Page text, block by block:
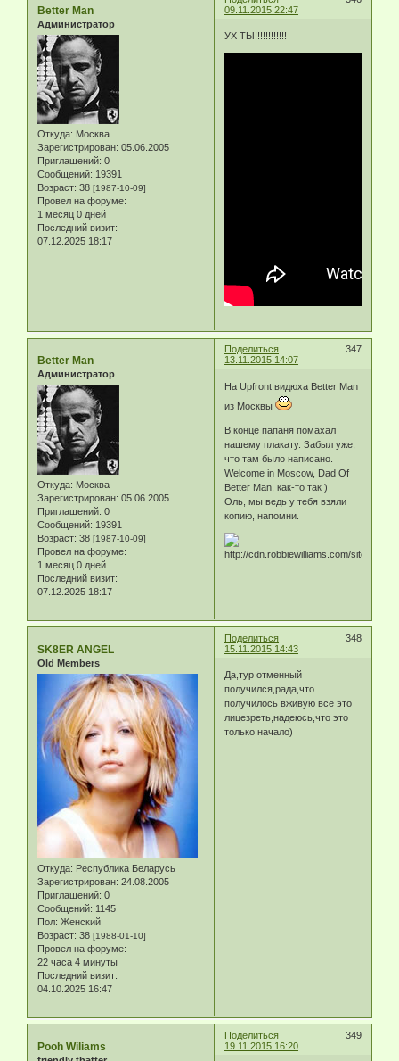
09.11.2015 22:47
Better Man
Администратор
Откуда: Москва
Зарегистрирован: 05.06.2005
Приглашений: 0
Сообщений: 19391
Возраст: 38 [1987-10-09]
Провел на форуме:
1 месяц 0 дней
Последний визит:
07.12.2025 18:17
УХ ТЫ!!!!!!!!!!!!
Поделиться
347
13.11.2015 14:07
Better Man
Администратор
Откуда: Москва
Зарегистрирован: 05.06.2005
Приглашений: 0
Сообщений: 19391
Возраст: 38 [1987-10-09]
Провел на форуме:
1 месяц 0 дней
Последний визит:
07.12.2025 18:17
На Upfront видюха Better Man
из Москвы
В конце папаня помахал
нашему плакату. Забыл уже,
что там было написано.
Welcome in Moscow, Dad Of
Better Man, как-то так )
Оль, мы ведь у тебя взяли
копию, напомни.
Поделиться
348
15.11.2015 14:43
SK8ER ANGEL
Old Members
Откуда: Республика Беларусь
Зарегистрирован: 24.08.2005
Приглашений: 0
Сообщений: 1145
Пол: Женский
Возраст: 38 [1988-01-10]
Провел на форуме:
22 часа 4 минуты
Последний визит:
04.10.2025 16:47
Да,тур отменный
получился,рада,что
получилось вживую всё это
лицезреть,надеюсь,что это
только начало)
Поделиться
349
19.11.2015 16:20
Pooh Wiliams